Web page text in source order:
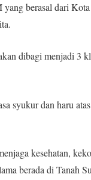
berasal dari
dibagi menjadi 3
syukur dan haru
kesehatan,
berada di Tanah